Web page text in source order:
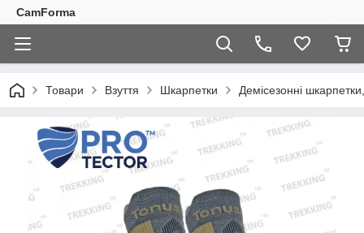
CamForma
Товари Взуття Шкарпетки Демісезонні